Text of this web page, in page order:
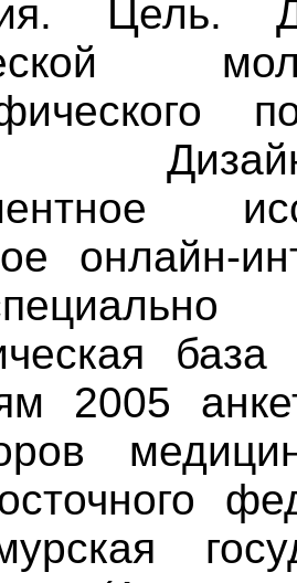
онлайн-
2005